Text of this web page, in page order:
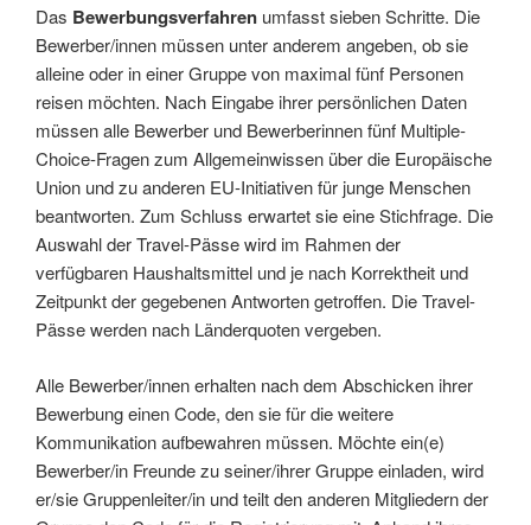
Das Bewerbungsverfahren umfasst sieben Schritte. Die
Bewerber/innen müssen unter anderem angeben, ob sie
alleine oder in einer Gruppe von maximal fünf Personen
reisen möchten. Nach Eingabe ihrer persönlichen Daten
müssen alle Bewerber und Bewerberinnen fünf Multiple-
Choice-Fragen zum Allgemeinwissen über die Europäische
Union und zu anderen EU-Initiativen für junge Menschen
beantworten. Zum Schluss erwartet sie eine Stichfrage. Die
Auswahl der Travel-Pässe wird im Rahmen der
verfügbaren Haushaltsmittel und je nach Korrektheit und
Zeitpunkt der gegebenen Antworten getroffen. Die Travel-
Pässe werden nach Länderquoten vergeben.
Alle Bewerber/innen erhalten nach dem Abschicken ihrer
Bewerbung einen Code, den sie für die weitere
Kommunikation aufbewahren müssen. Möchte ein(e)
Bewerber/in Freunde zu seiner/ihrer Gruppe einladen, wird
er/sie Gruppenleiter/in und teilt den anderen Mitgliedern der